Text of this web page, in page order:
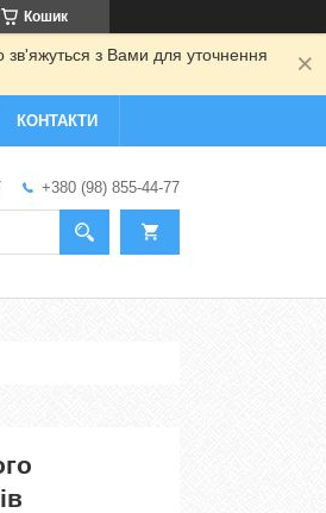
Кошик
зв'яжуться з Вами для уточнення
КОНТАКТИ
+380 (98) 855-44-77